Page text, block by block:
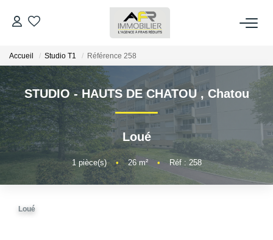
ACHETER
LOUER
ESTIMER
FAIRE GÉRER
Accueil Studio T1 Référence 258
STUDIO - HAUTS DE CHATOU,Chatou
Loué
1 pièce(s) • 26m² • Réf : 258
Loué